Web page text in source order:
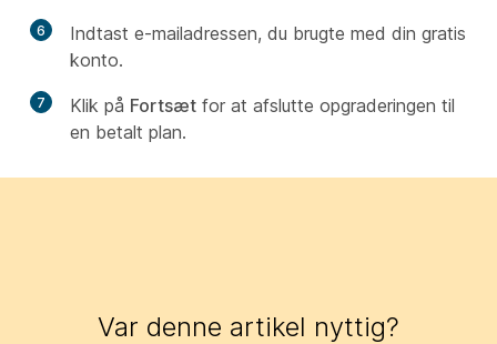
6
Indtast e-mailadressen, du brugte med din gratis
konto.
7 Klik på Fortsæt for at afslutte opgraderingen til
en betalt plan.
Var denne artikel nyttig?